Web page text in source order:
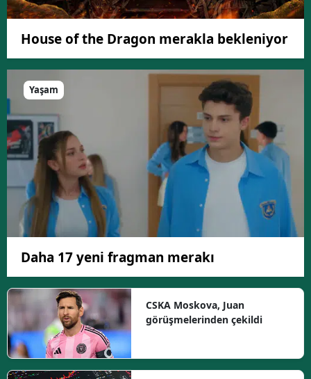
House of the Dragon merakla bekleniyor
Yaşam
Daha 17 yeni fragman merakı
CSKA Moskova, Juan
görüşmelerinden çekildi